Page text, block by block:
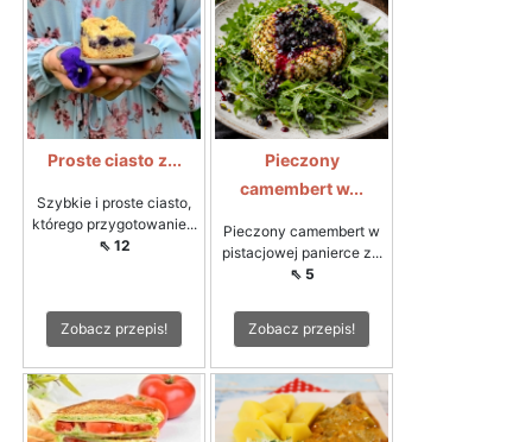
Proste ciasto z...
Szybkie i proste ciasto,
którego przygotowanie...
⇖ 12
Zobacz przepis!
Pieczony
camembert w...
Pieczony camembert w
pistacjowej panierce z...
⇖ 5
Zobacz przepis!